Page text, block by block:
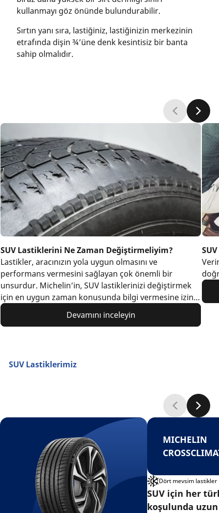
kullanmayı göz önünde bulundurabilir.
Sırtın yanı sıra, lastiğiniz, lastiğinizin merkezinin
etrafında dişin ¾’üne denk kesintisiz bir banta
sahip olmalıdır.
SUV Lastiklerini Ne Zaman Değiştirmeliyim?
Lastikler, aracınızın yola uygun olmasını ve
performans vermesini sağlayan çok önemli bir
unsurdur. Michelin’in, SUV lastiklerinizi değiştirmek
için en uygun zaman konusunda bilgi vermesine izin
verin.
Devamını inceleyin
SUV Lastiklerimiz
MICHELIN
Dört mevsim lastikler
SUV için her
koşulunda